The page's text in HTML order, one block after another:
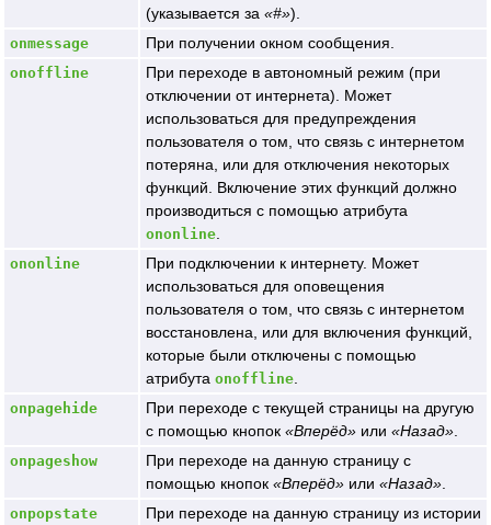
(указывается за
# ).
onmessage При получении окном сообщения.
onoffline
При переходе в автономный режим (при
отключении от интернета). Может
использоваться для предупреждения
пользователя о том, что связь с интернетом
потеряна, или для отключения некоторых
функций. Включение этих функций должно
производиться с помощью атрибута
ononline
ononline
При подключении к интернету. Может
использоваться для оповещения
пользователя о том, что связь с интернетом
восстановлена, или для включения функций,
которые были отключены с помощью
атрибута onoffline
onpagehide
При переходе с текущей страницы на другую
с помощью кнопок
Вперёд или Назад
onpageshow
При переходе на данную страницу с
помощью кнопок
Вперёд или Назад
onpopstate
При переходе на данную страницу из истории